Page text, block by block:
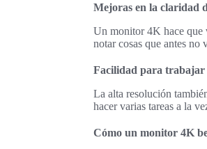
Mejoras en la claridad
Un monitor 4K hace que
notar cosas que antes no
Facilidad para trabajar
La alta resolución
hacer varias tareas a la
Cómo un monitor 4K